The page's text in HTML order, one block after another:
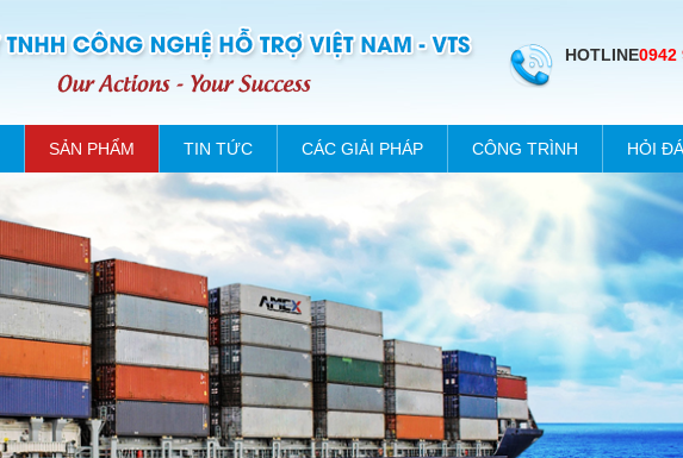
HOTLINE0942
SẢN PHẨM TIN TỨC CÁC GIẢI PHÁP CÔNG TRÌNH HỎI